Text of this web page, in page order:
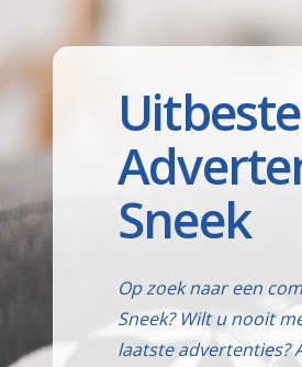
Sneek
Op zoek naar een
Sneek? Wilt u nooit
laatste advertenties?